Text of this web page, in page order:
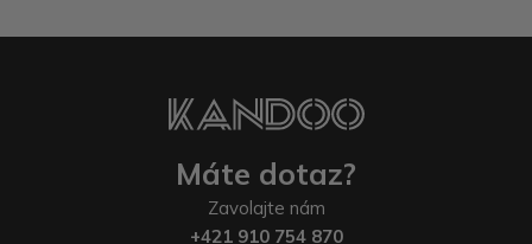
Máte dotaz?
Zavolajte nám
+421 910 754 870